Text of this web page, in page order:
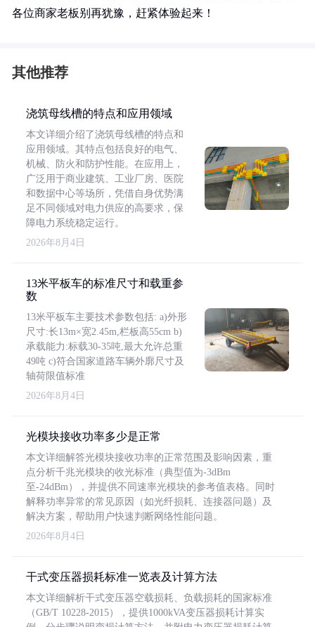
各位商家老板别再犹豫，赶紧体验起来！
其他推荐
浇筑母线槽的特点和应用领域
本文详细介绍了浇筑母线槽的特点和
应用领域。其特点包括良好的电气、
机械、防火和防护性能。在应用上，
广泛用于商业建筑、工业厂房、医院
和数据中心等场所，凭借自身优势满
足不同领域对电力供应的高要求，保
障电力系统稳定运行。
2026年8月4日
13米平板车的标准尺寸和载重参
数
13米平板车主要技术参数包括: a)外形
尺寸:长13m×宽2.45m,栏板高55cm b)
承载能力:标载30-35吨,最大允许总重
49吨 c)符合国家道路车辆外廓尺寸及
轴荷限值标准
2026年8月4日
光模块接收功率多少是正常
本文详细解答光模块接收功率的正常范围及影响因素，重
点分析千兆光模块的收光标准（典型值为-3dBm
至-24dBm），并提供不同速率光模块的参考值表格。同时
解释功率异常的常见原因（如光纤损耗、连接器问题）及
解决方案，帮助用户快速判断网络性能问题。
2026年8月4日
干式变压器损耗标准一览表及计算方法
本文详细解析干式变压器空载损耗、负载损耗的国家标准
（GB/T 10228-2015），提供1000kVA变压器损耗计算实